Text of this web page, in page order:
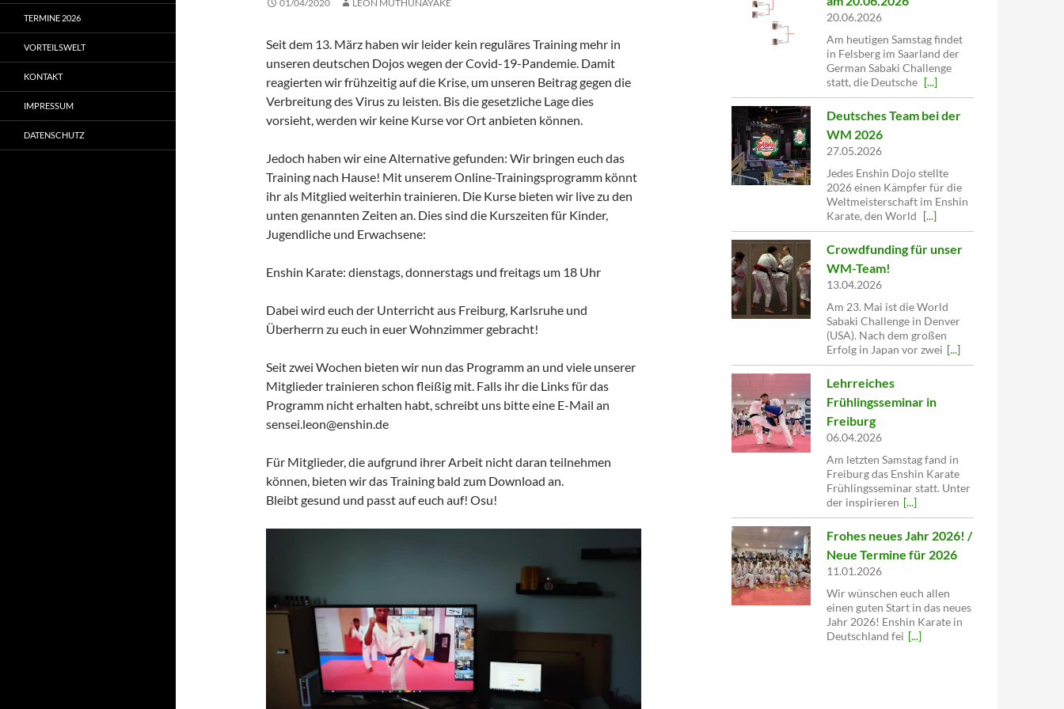
01/04/2020 LEON MUTHUNAYAKE
Seit dem 13. März haben wir leider kein reguläres Training mehr in
unseren deutschen Dojos wegen der Covid-19-Pandemie. Damit
reagierten wir frühzeitig auf die Krise, um unseren Beitrag gegen die
Verbreitung des Virus zu leisten. Bis die gesetzliche Lage dies
vorsieht, werden wir keine Kurse vor Ort anbieten können.
Jedoch haben wir eine Alternative gefunden: Wir bringen euch das
Training nach Hause! Mit unserem Online-Trainingsprogramm könnt
ihr als Mitglied weiterhin trainieren. Die Kurse bieten wir live zu den
unten genannten Zeiten an. Dies sind die Kurszeiten für Kinder,
Jugendliche und Erwachsene:
Enshin Karate: dienstags, donnerstags und freitags um 18 Uhr
Dabei wird euch der Unterricht aus Freiburg, Karlsruhe und
Überherrn zu euch in euer Wohnzimmer gebracht!
Seit zwei Wochen bieten wir nun das Programm an und viele unserer
Mitglieder trainieren schon fleißig mit. Falls ihr die Links für das
Programm nicht erhalten habt, schreibt uns bitte eine E-Mail an
sensei.leon@enshin.de
Für Mitglieder, die aufgrund ihrer Arbeit nicht daran teilnehmen
können, bieten wir das Training bald zum Download an.
Bleibt gesund und passt auf euch auf! Osu!
20.06.2026
Am heutigen Samstag findet
in Felsberg im Saarland der
German Sabaki Challenge
statt, die Deutsche [...]
Deutsches Team bei der
WM 2026
27.05.2026
Jedes Enshin Dojo stellte
2026 einen Kämpfer für die
Weltmeisterschaft im Enshin
Karate, den World [...]
Crowdfunding für unser
WM-Team!
13.04.2026
Am 23. Mai ist die World
Sabaki Challenge in Denver
(USA). Nach dem großen
Erfolg in Japan vor zwei [...]
Lehrreiches
Frühlingsseminar in
Freiburg
06.04.2026
Am letzten Samstag fand in
Freiburg das Enshin Karate
Frühlingsseminar statt. Unter
der inspirieren [...]
Frohes neues Jahr 2026! /
Neue Termine für 2026
11.01.2026
Wir wünschen euch allen
einen guten Start in das neues
Jahr 2026! Enshin Karate in
Deutschland fei [...]
TERMINE 2026
VORTEILSWELT
KONTAKT
IMPRESSUM
DATENSCHUTZ